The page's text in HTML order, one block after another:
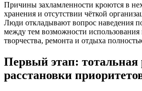
Причины захламленности кроются в
хранения и отсутствии чёткой
Люди откладывают вопрос наведения
между тем возможности использования
творчества, ремонта и отдыха
Первый этап: тотальная
расстановки